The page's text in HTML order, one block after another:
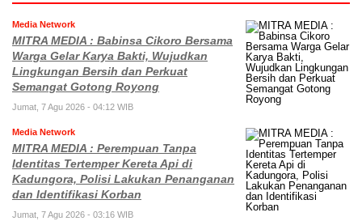
Media Network
MITRA MEDIA : Babinsa Cikoro Bersama
Warga Gelar Karya Bakti, Wujudkan
Lingkungan Bersih dan Perkuat
Semangat Gotong Royong
Jumat, 7 Agu 2026 - 04:12 WIB
Media Network
MITRA MEDIA : Perempuan Tanpa
Identitas Tertemper Kereta Api di
Kadungora, Polisi Lakukan Penanganan
dan Identifikasi Korban
Jumat, 7 Agu 2026 - 03:16 WIB